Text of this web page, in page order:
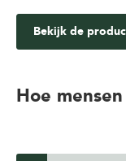
Bekijk de
Hoe